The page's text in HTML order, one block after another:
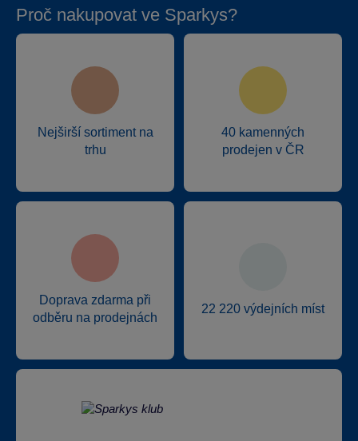
Proč nakupovat ve Sparkys?
Nejširší sortiment na
trhu
40 kamenných
prodejen v ČR
Doprava zdarma při
odběru na prodejnách
22 220 výdejních míst